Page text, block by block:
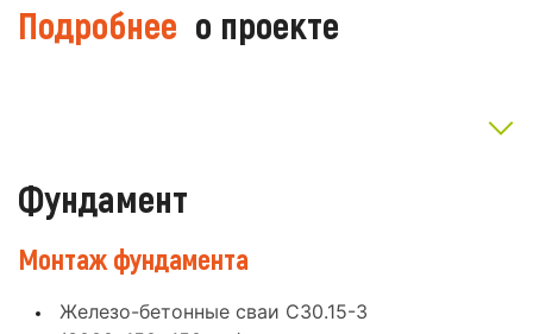
Подробнее о проекте
Фундамент
Монтаж фундамента
Железо-бетонные сваи С30.15-3